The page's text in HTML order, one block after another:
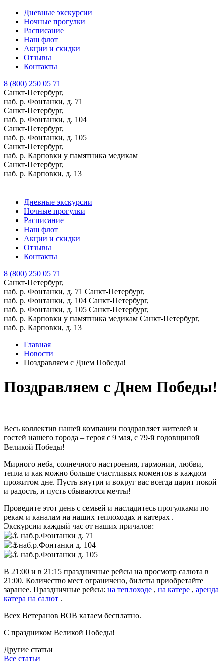
Дневные экскурсии
Ночные прогулки
Расписание
Наш флот
Акции и скидки
Отзывы
Контакты
8 (800) 250 05 71
Санкт-Петербург,
наб. р. Фонтанки, д. 71
Санкт-Петербург,
наб. р. Фонтанки, д. 104
Санкт-Петербург,
наб. р. Фонтанки, д. 105
Санкт-Петербург,
наб. р. Карповки у памятника медикам
Санкт-Петербург,
наб. р. Карповки, д. 13
Дневные экскурсии
Ночные прогулки
Расписание
Наш флот
Акции и скидки
Отзывы
Контакты
8 (800) 250 05 71
Санкт-Петербург,
наб. р. Фонтанки, д. 71 Санкт-Петербург,
наб. р. Фонтанки, д. 104 Санкт-Петербург,
наб. р. Фонтанки, д. 105 Санкт-Петербург,
наб. р. Карповки у памятника медикам Санкт-Петербург,
наб. р. Карповки, д. 13
Главная
Новости
Поздравляем с Днем Победы!
Поздравляем с Днем Победы!
Весь коллектив нашей компании поздравляет жителей и
гостей нашего города – героя с 9 мая, с 79-й годовщиной
Великой Победы!
Мирного неба, солнечного настроения, гармонии, любви,
тепла и как можно больше счастливых моментов в каждом
прожитом дне. Пусть внутри и вокруг вас всегда царит покой
и радость, и пусть сбываются мечты!
Проведите этот день с семьей и насладитесь прогулками по
рекам и каналам на наших теплоходах и катерах .
Экскурсии каждый час от наших причалов:
наб.р.Фонтанки д. 71
наб.р.Фонтанки д. 104
наб.р.Фонтанки д. 105
В 21:00 и в 21:15 праздничные рейсы на просмотр салюта в
21:00. Количество мест ограничено, билеты приобретайте
заранее. Праздничные рейсы: на теплоходе , на катере , аренда
катера на салют .
Всех Ветеранов ВОВ катаем бесплатно.
С праздником Великой Победы!
Другие статьи
Все статьи